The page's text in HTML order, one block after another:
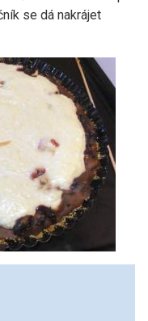
se dá nakrájet